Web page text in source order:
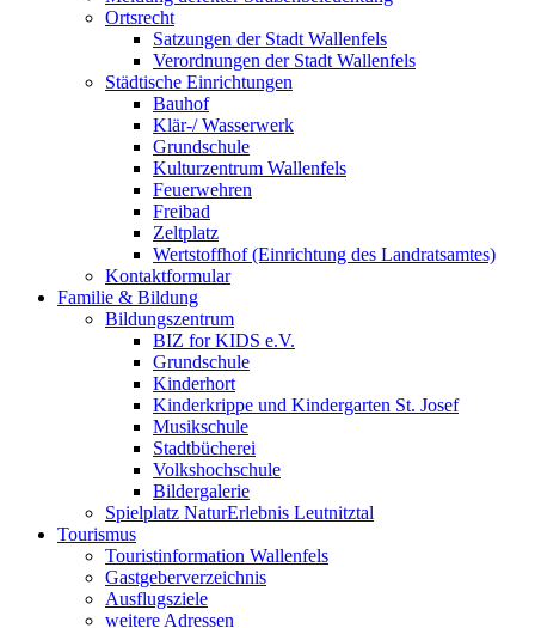
Ortsrecht
Satzungen der Stadt Wallenfels
Verordnungen der Stadt Wallenfels
Städtische Einrichtungen
Bauhof
Klär-/ Wasserwerk
Grundschule
Kulturzentrum Wallenfels
Feuerwehren
Freibad
Zeltplatz
Wertstoffhof (Einrichtung des Landratsamtes)
Kontaktformular
Familie & Bildung
Bildungszentrum
BIZ for KIDS e.V.
Grundschule
Kinderhort
Kinderkrippe und Kindergarten St. Josef
Musikschule
Stadtbücherei
Volkshochschule
Bildergalerie
Spielplatz NaturErlebnis Leutnitztal
Tourismus
Touristinformation Wallenfels
Gastgeberverzeichnis
Ausflugsziele
weitere Adressen